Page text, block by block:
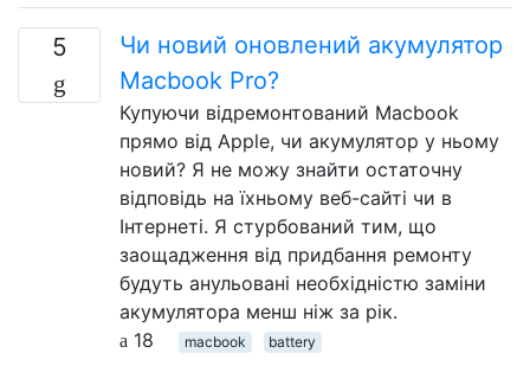
5
Чи новий оновлений акумулятор
Macbook Pro?
Купуючи відремонтований Macbook
прямо від Apple, чи акумулятор у ньому
новий? Я не можу знайти остаточну
відповідь на їхньому веб-сайті чи в
Інтернеті. Я стурбований тим, що
заощадження від придбання ремонту
будуть анульовані необхідністю заміни
акумулятора менш ніж за рік.
18
macbook battery